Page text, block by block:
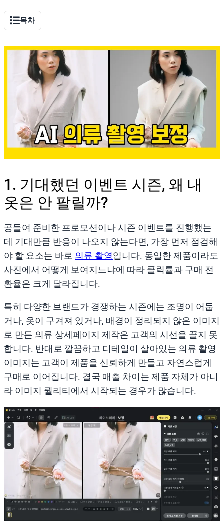
목차
1. 기대했던 이벤트 시즌, 왜 내
옷은 안 팔릴까?
공들여 준비한 프로모션이나 시즌 이벤트를 진행했는
데 기대만큼 반응이 나오지 않는다면, 가장 먼저 점검해
야 할 요소는 바로 의류 촬영입니다. 동일한 제품이라도
사진에서 어떻게 보여지느냐에 따라 클릭률과 구매 전
환율은 크게 달라집니다.
특히 다양한 브랜드가 경쟁하는 시즌에는 조명이 어둡
거나, 옷이 구겨져 있거나, 배경이 정리되지 않은 이미지
로 만든 의류 상세페이지 제작은 고객의 시선을 끌지 못
합니다. 반대로 깔끔하고 디테일이 살아있는 의류 촬영
이미지는 고객이 제품을 신뢰하게 만들고 자연스럽게
구매로 이어집니다. 결국 매출 차이는 제품 자체가 아니
라 이미지 퀄리티에서 시작되는 경우가 많습니다.